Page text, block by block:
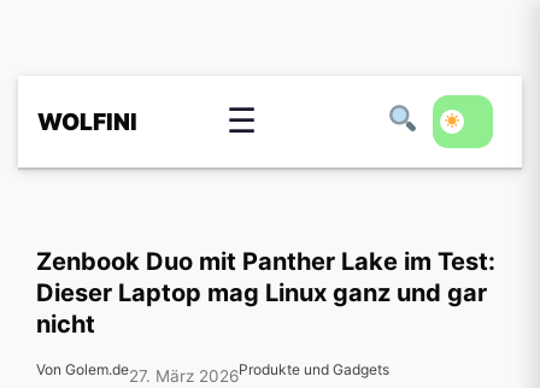
WOLFINI ☰
Zenbook Duo mit Panther Lake im Test:
Dieser Laptop mag Linux ganz und gar
nicht
Von Golem.de27. März 2026Produkte und Gadgets